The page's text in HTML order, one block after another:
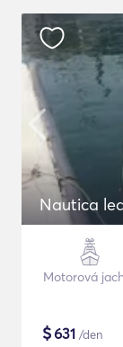
Nautica
Motorová
$631 /den